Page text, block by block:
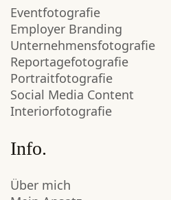
Eventfotografie
Employer Branding
Unternehmensfotografie
Reportagefotografie
Portraitfotografie
Social Media Content
Interiorfotografie
Info.
Über mich